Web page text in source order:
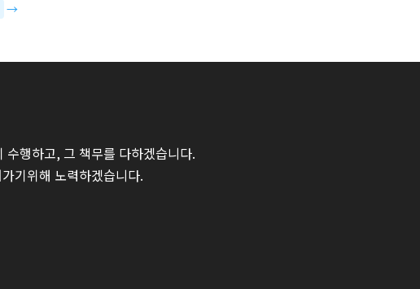
→
행하고, 그 책무를 다하겠습니다.
기위해 노력하겠습니다.